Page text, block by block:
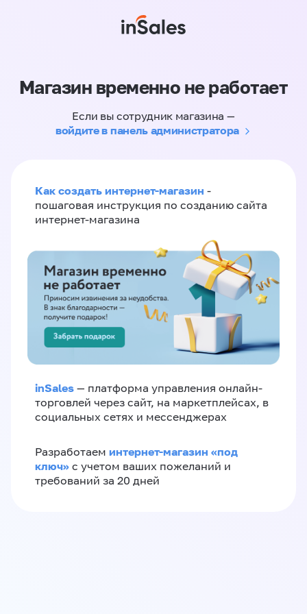
Магазин временно не работает
Если вы сотрудник магазина —
войдите в панель администратора
Как создать интернет-магазин -
пошаговая инструкция по созданию сайта
интернет-магазина
inSales — платформа управления онлайн-
торговлей через сайт, на маркетплейсах, в
социальных сетях и мессенджерах
Разработаем интернет-магазин «‎под
ключ»‎ с учетом ваших пожеланий и
требований за 20 дней